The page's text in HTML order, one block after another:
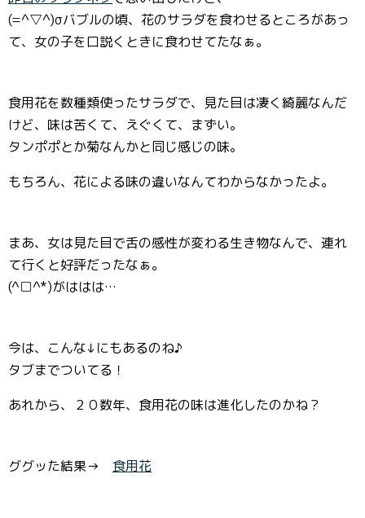
(=^▽^)σバブルの頃、花のサラダを食わせるところがあっ
て、女の子を口説くときに食わせてたなぁ。
食用花を数種類使ったサラダで、見た目は凄く綺麗なんだ
けど、味は苦くて、えぐくて、まずい。
タンポポとか菊なんかと同じ感じの味。
もちろん、花による味の違いなんてわからなかったよ。
まあ、女は見た目で舌の感性が変わる生き物なんで、連れ
て行くと好評だったなぁ。
(^□^*)がははは…
今は、こんな↓にもあるのね♪
タブまでついてる！
あれから、２０数年、食用花の味は進化したのかね？
ググッた結果→ 食用花